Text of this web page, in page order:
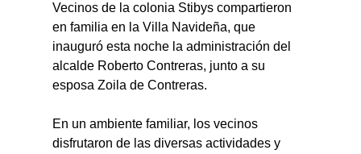
Vecinos de la colonia Stibys compartieron
en familia en la Villa Navideña, que
inauguró esta noche la administración del
alcalde Roberto Contreras, junto a su
esposa Zoila de Contreras.
En un ambiente familiar, los vecinos
disfrutaron de las diversas actividades y